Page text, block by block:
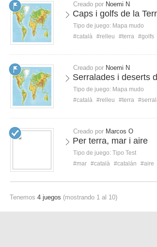
Creado por Noemi N
Caps i golfs de la
Tipo de juego: Mapa mudo
#català #relleu #terra #golfs
Creado por Noemi N
Serralades i deserts
Tipo de juego: Mapa mudo
#català #relleu #terra
Creado por Marcos O
Per terra, mar i aire
Tipo de juego: Tipo Test
#mar #català #catalán #aire
Tenemos 4 juegos (mostrando 1 al 10)